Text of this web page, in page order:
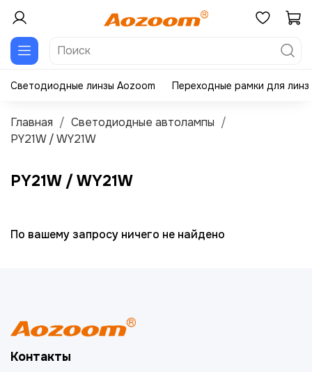
Светодиодные линзы Aozoom Переходные рамки для линз
Главная
Светодиодные автолампы
PY21W / WY21W
PY21W / WY21W
По вашему запросу ничего не найдено
Контакты